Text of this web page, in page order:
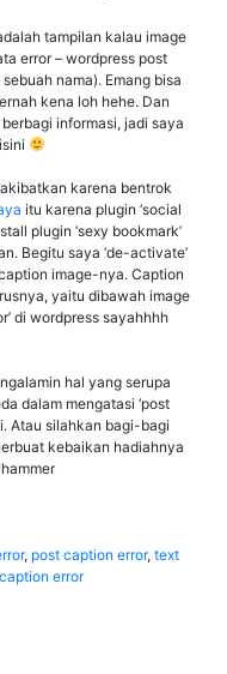
tampilan kalau image
error – wordpress post
nama). Emang bisa
kena loh hehe. Dan
informasi, jadi saya
karena bentrok
itu karena plugin ‘social
plugin ‘sexy bookmark’
Begitu saya ‘de-activate’
image-nya. Caption
yaitu dibawah image
di wordpress sayahhhh
hal yang serupa
dalam mengatasi ‘post
Atau silahkan bagi-bagi
kebaikan hadiahnya
, post caption error, text
error